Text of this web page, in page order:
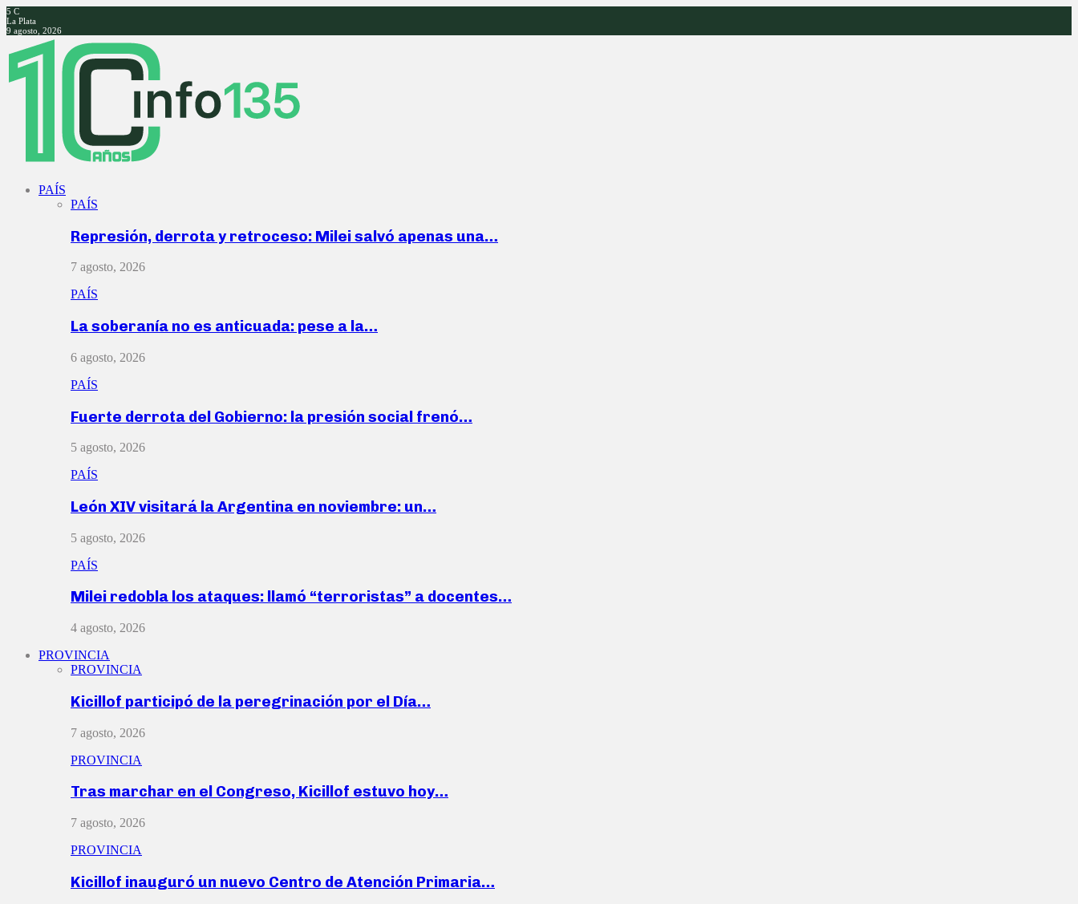
5 C
La Plata
9 agosto, 2026
Facebook
Twitter
Instagram
Youtube
PAÍS
PAÍS
Represión, derrota y retroceso: Milei salvó apenas una…
7 agosto, 2026
PAÍS
La soberanía no es anticuada: pese a la…
6 agosto, 2026
PAÍS
Fuerte derrota del Gobierno: la presión social frenó…
5 agosto, 2026
PAÍS
León XIV visitará la Argentina en noviembre: un…
5 agosto, 2026
PAÍS
Milei redobla los ataques: llamó “terroristas” a docentes…
4 agosto, 2026
PROVINCIA
PROVINCIA
Kicillof participó de la peregrinación por el Día…
7 agosto, 2026
PROVINCIA
Tras marchar en el Congreso, Kicillof estuvo hoy…
7 agosto, 2026
PROVINCIA
Kicillof inauguró un nuevo Centro de Atención Primaria…